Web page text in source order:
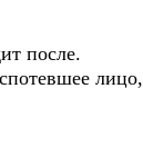
после.
лицо,